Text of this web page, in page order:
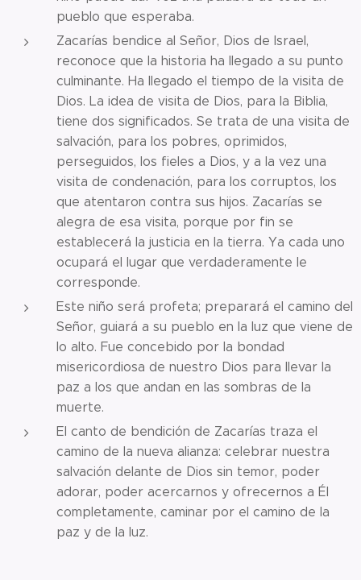
pueblo que esperaba.
Zacarías bendice al Señor, Dios de Israel,
reconoce que la historia ha llegado a su punto
culminante. Ha llegado el tiempo de la visita de
Dios. La idea de visita de Dios, para la Biblia,
tiene dos significados. Se trata de una visita de
salvación, para los pobres, oprimidos,
perseguidos, los fieles a Dios, y a la vez una
visita de condenación, para los corruptos, los
que atentaron contra sus hijos. Zacarías se
alegra de esa visita, porque por fin se
establecerá la justicia en la tierra. Ya cada uno
ocupará el lugar que verdaderamente le
corresponde.
Este niño será profeta; preparará el camino del
Señor, guiará a su pueblo en la luz que viene de
lo alto. Fue concebido por la bondad
misericordiosa de nuestro Dios para llevar la
paz a los que andan en las sombras de la
muerte.
El canto de bendición de Zacarías traza el
camino de la nueva alianza: celebrar nuestra
salvación delante de Dios sin temor, poder
adorar, poder acercarnos y ofrecernos a Él
completamente, caminar por el camino de la
paz y de la luz.